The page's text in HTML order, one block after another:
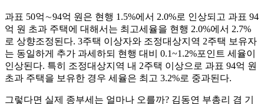
과표 50억∼94억 원은 현행 1.5%에서 2.0%로 인상되고 과표 94
억 원 초과 주택에 대해서는 최고세율을 현행 2.0%에서 2.7%
로 상향조정된다. 3주택 이상자와 조정대상지역 2주택 보유자
는 동일하게 추가 과세하되 현행 대비 0.1~1.2%포인트 세율이
인상된다. 특히 조정대상지역 내 2주택 이상으로 과표 94억 원
초과 주택을 보유한 경우 세율은 최고 3.2%로 중과된다.
그렇다면 실제 종부세는 얼마나 오를까? 김동연 부총리 겸 기